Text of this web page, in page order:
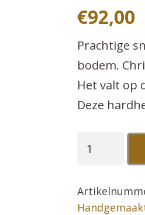
€92,00
Prachtige
bodem.
Het valt op
Deze
snijplank